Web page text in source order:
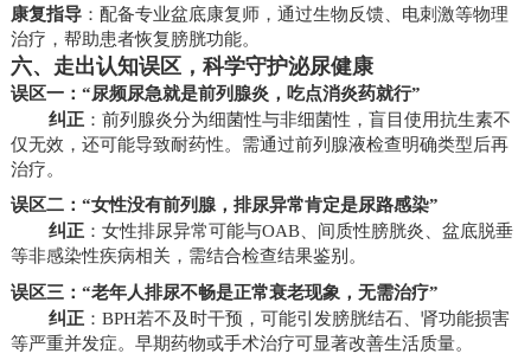
康复指导：配备专业盆底康复师，通过生物反馈、电刺激等物理
治疗，帮助患者恢复膀胱功能。
六、走出认知误区，科学守护泌尿健康
误区一：“尿频尿急就是前列腺炎，吃点消炎药就行”
纠正：前列腺炎分为细菌性与非细菌性，盲目使用抗生素不
仅无效，还可能导致耐药性。需通过前列腺液检查明确类型后再
治疗。
误区二：“女性没有前列腺，排尿异常肯定是尿路感染”
纠正：女性排尿异常可能与OAB、间质性膀胱炎、盆底脱垂
等非感染性疾病相关，需结合检查结果鉴别。
误区三：“老年人排尿不畅是正常衰老现象，无需治疗”
纠正：BPH若不及时干预，可能引发膀胱结石、肾功能损害
等严重并发症。早期药物或手术治疗可显著改善生活质量。